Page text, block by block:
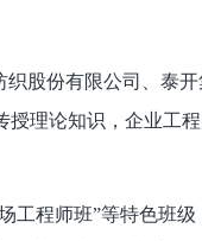
股份有限公司、泰开
授理论知识，企业工
工程师班”等特色班